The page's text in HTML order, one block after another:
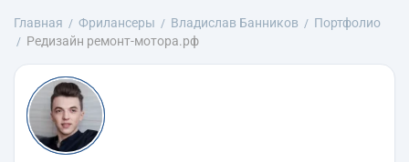
Главная Фрилансеры Владислав Банников
Портфолио
Редизайн ремонт-мотора.рф